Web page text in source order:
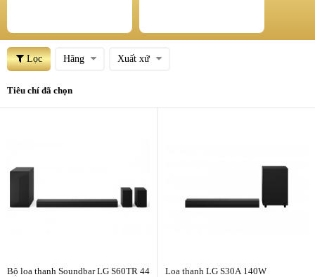
Lọc Hãng Xuất xứ
Tiêu chí đã chọn
Bộ loa thanh Soundbar LG S60TR 44
Loa thanh LG S30A 140W